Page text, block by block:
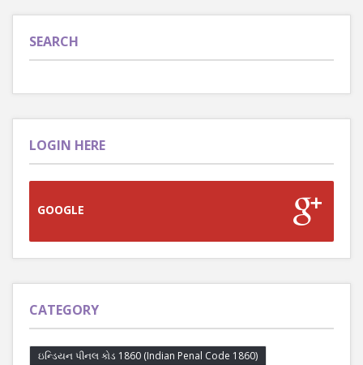
SEARCH
LOGIN HERE
GOOGLE
CATEGORY
ઇન્ડિયન પીનલ કોડ 1860 (Indian Penal Code 1860)